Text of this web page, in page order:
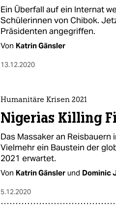
Ein Überfall auf ein Internat
Schülerinnen von Chibok.
Präsidenten angegriffen.
Von Katrin Gänsler
13.12.2020
Humanitäre Krisen 2021
Nigerias Killing
Das Massaker an
Vielmehr ein Baustein der
2021 erwartet.
Von Katrin Gänsler und Dominic
5.12.2020